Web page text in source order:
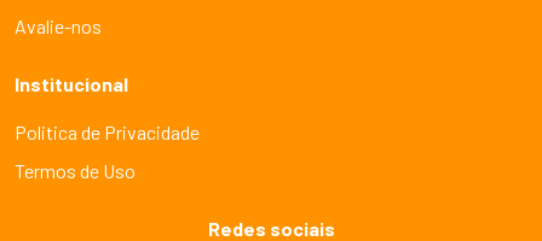
Avalie-nos
Institucional
Politica de Privacidade
Termos de Uso
Redes sociais